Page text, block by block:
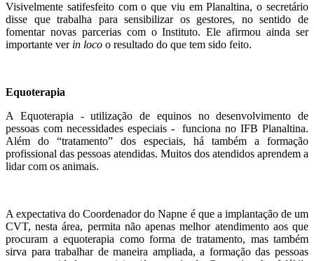
Visivelmente satifesfeito com o que viu em Planaltina, o secretário
disse que trabalha para sensibilizar os gestores, no sentido de
fomentar novas parcerias com o Instituto. Ele afirmou ainda ser
importante ver in loco o resultado do que tem sido feito.
Equoterapia
A Equoterapia - utilização de equinos no desenvolvimento de
pessoas com necessidades especiais - funciona no IFB Planaltina.
Além do “tratamento” dos especiais, há também a formação
profissional das pessoas atendidas. Muitos dos atendidos aprendem a
lidar com os animais.
A expectativa do Coordenador do Napne é que a implantação de um
CVT, nesta área, permita não apenas melhor atendimento aos que
procuram a equoterapia como forma de tratamento, mas também
sirva para trabalhar de maneira ampliada, a formação das pessoas